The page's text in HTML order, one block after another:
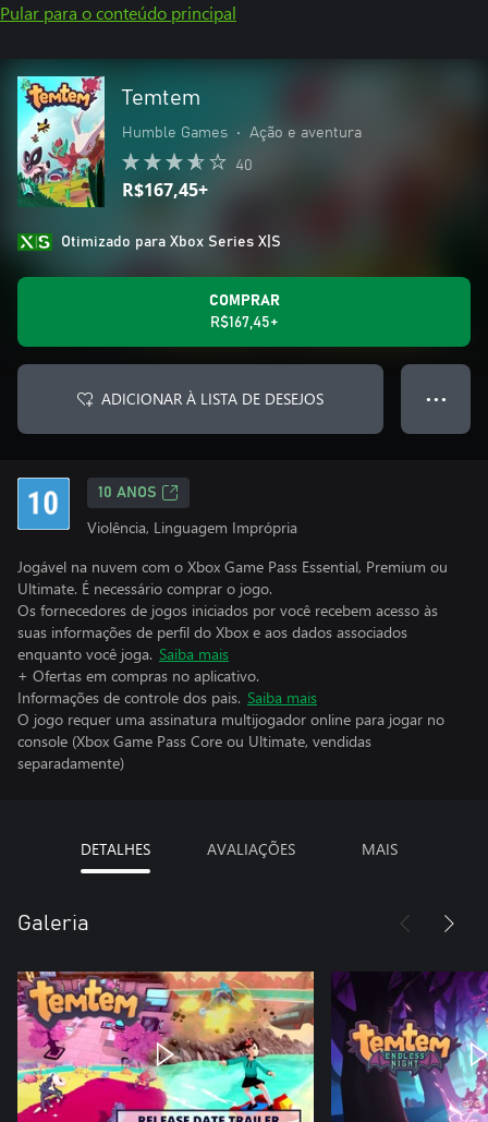
Pular para o conteúdo principal
Temtem
Humble Games • Ação e aventura
40
R$167,45+
Otimizado para Xbox Series X|S
COMPRAR
R$167,45+
ADICIONAR À LISTA DE DESEJOS ● ● ●
10 ANOS
Violência, Linguagem Imprópria
Jogável na nuvem com o Xbox Game Pass Essential, Premium ou
Ultimate. É necessário comprar o jogo.
Os fornecedores de jogos iniciados por você recebem acesso às
suas informações de perfil do Xbox e aos dados associados
enquanto você joga. Saiba mais
+ Ofertas em compras no aplicativo.
Informações de controle dos pais. Saiba mais
O jogo requer uma assinatura multijogador online para jogar no
console (Xbox Game Pass Core ou Ultimate, vendidas
separadamente)
DETALHES AVALIAÇÕES MAIS
Galeria